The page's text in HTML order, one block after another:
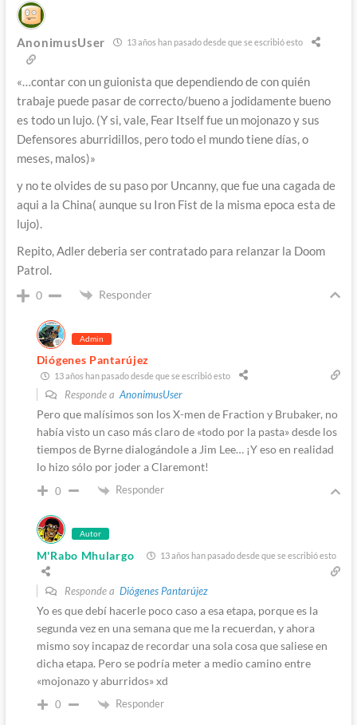
AnonimusUser 13 años han pasado desde que se escribió esto
«…contar con un guionista que dependiendo de con quién
trabaje puede pasar de correcto/bueno a jodidamente bueno
es todo un lujo. (Y si, vale, Fear Itself fue un mojonazo y sus
Defensores aburridillos, pero todo el mundo tiene días, o
meses, malos)»
y no te olvides de su paso por Uncanny, que fue una cagada de
aqui a la China( aunque su Iron Fist de la misma epoca esta de
lujo).
Repito, Adler deberia ser contratado para relanzar la Doom
Patrol.
0 Responder
Admin
Diógenes Pantarújez
13 años han pasado desde que se escribió esto
Responde aAnonimusUser
Pero que malísimos son los X-men de Fraction y Brubaker, no
había visto un caso más claro de «todo por la pasta» desde los
tiempos de Byrne dialogándole a Jim Lee… ¡Y eso en realidad
lo hizo sólo por joder a Claremont!
0 Responder
Autor
M'Rabo Mhulargo 13 años han pasado desde que se escribió esto
Responde a Diógenes Pantarújez
Yo es que debí hacerle poco caso a esa etapa, porque es la
segunda vez en una semana que me la recuerdan, y ahora
mismo soy incapaz de recordar una sola cosa que saliese en
dicha etapa. Pero se podría meter a medio camino entre
«mojonazo y aburridos» xd
0 Responder